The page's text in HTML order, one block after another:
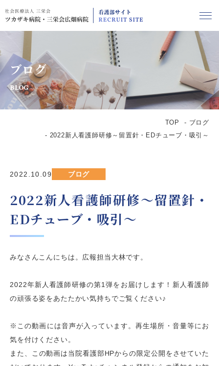
ブログ
BLOG
TOP
ブログ
2022新人看護師研修～留置針・EDチューブ・吸引～
2022.10.09 ブログ
2022新人看護師研修～留置針・
EDチューブ・吸引～
みなさんこんにちは。広報担当大林です。
2022年新人看護師研修の第1弾をお届けします！新人看護師
の頑張る姿をあたたかい気持ちでご覧ください♪
※この動画には音声が入っています。再生場所・音量等にお
気を付けください。
また、この動画は当院看護部HPからの限定公開をさせていた